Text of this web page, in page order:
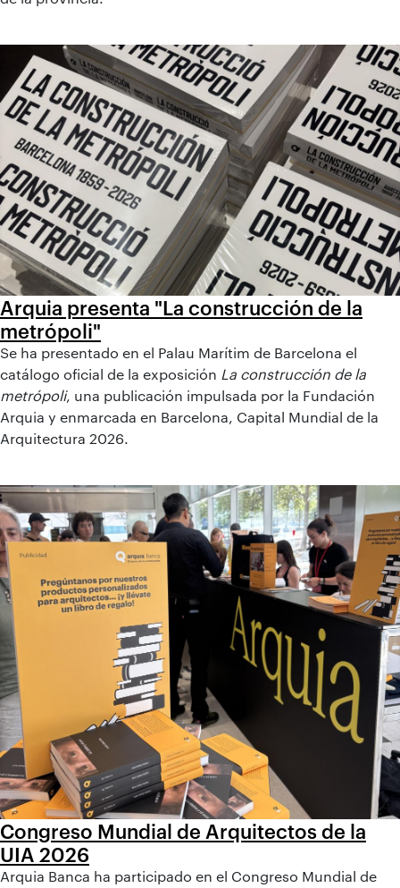
Arquia presenta "La construcción de la
metrópoli"
Se ha presentado en el Palau Marítim de Barcelona el
catálogo oficial de la exposición La construcción de la
metrópoli, una publicación impulsada por la Fundación
Arquia y enmarcada en Barcelona, Capital Mundial de la
Arquitectura 2026.
Congreso Mundial de Arquitectos de la
UIA 2026
Arquia Banca ha participado en el Congreso Mundial de